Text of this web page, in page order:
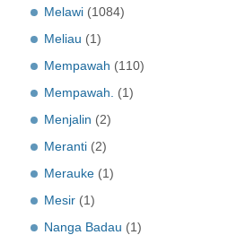
Melawi (1084)
Meliau (1)
Mempawah (110)
Mempawah.
(1)
Menjalin (2)
Meranti (2)
Merauke (1)
Mesir (1)
Nanga Badau (1)